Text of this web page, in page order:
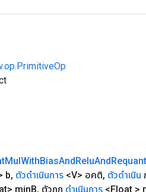
MulWithBiasAndReluAnd
b, ตัวดำเนินการ <V> อคติ, ตัวดำเนิน
minB, ตัวถูก ดำเนินการ <Float >